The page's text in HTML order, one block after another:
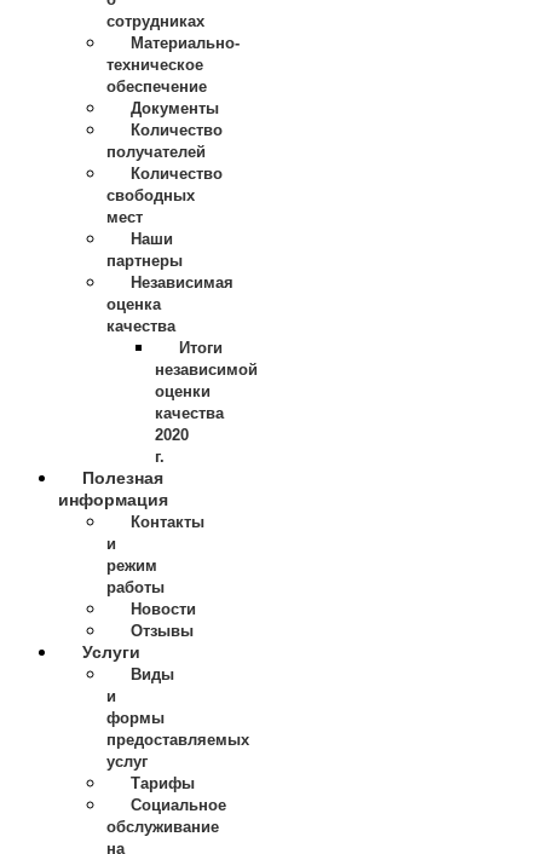
сотрудниках
Материально-
техническое
обеспечение
Документы
Количество
получателей
Количество
свободных
мест
Наши
партнеры
Независимая
оценка
качества
Итоги
независимой
оценки
качества
2020
г.
Полезная
информация
Контакты
и
режим
работы
Новости
Отзывы
Услуги
Виды
и
формы
предоставляемых
услуг
Тарифы
Социальное
обслуживание
на